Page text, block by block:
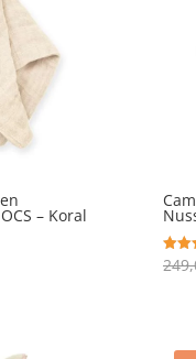
– Koral
4.8